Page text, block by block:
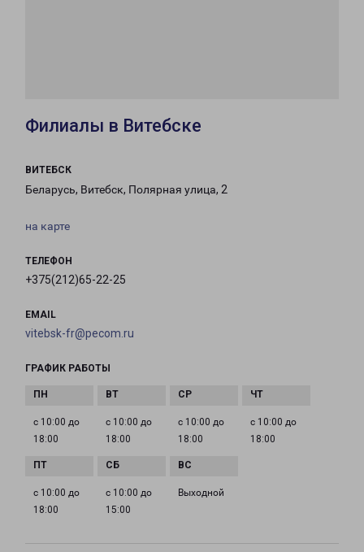
Филиалы в Витебске
ВИТЕБСК
Беларусь, Витебск, Полярная улица, 2
на карте
ТЕЛЕФОН
+375(212)65-22-25
EMAIL
vitebsk-fr@pecom.ru
ГРАФИК РАБОТЫ
с 10:00 до
18:00
с 10:00 до
18:00
с 10:00 до
18:00
с 10:00 до
18:00
с 10:00 до
18:00
с 10:00 до
15:00
Выходной